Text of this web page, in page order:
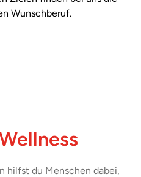
Wunschberuf.
hilfst du Menschen dabei,